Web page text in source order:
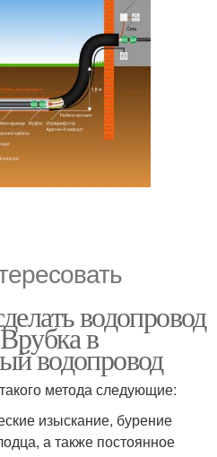
водопровод
в
водопровод
метода следующие:
изыскание, бурение
а также постоянное